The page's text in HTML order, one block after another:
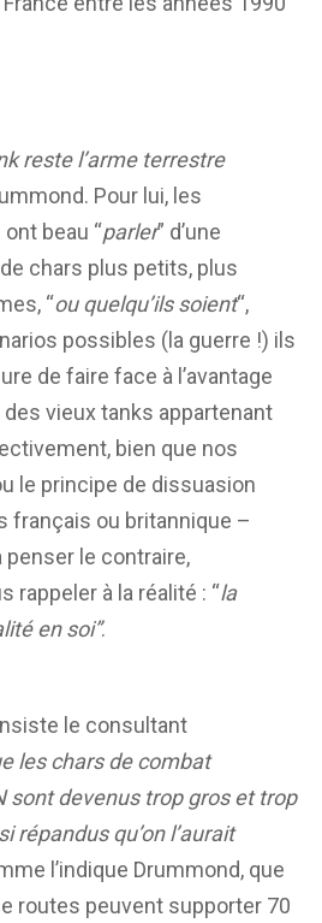
reste l’arme terrestre
Pour lui, les
ont beau “parler” d’une
chars plus petits, plus
“ou quelqu’ils soient“,
possibles (la guerre !) ils
de faire face à l’avantage
vieux tanks appartenant
bien que nos
le principe de dissuasion
français ou britannique –
le contraire,
rappeler à la réalité : “la
en soi”.
le consultant
les chars de combat
sont devenus trop gros et trop
répandus qu’on l’aurait
l’indique Drummond, que
routes peuvent supporter 70